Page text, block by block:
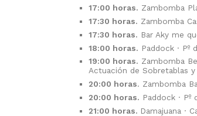
17:00 horas. Zambomba
17:30 horas. Zambomba
17:30 horas. Bar Aky me
18:00 horas. Paddock · Pº
19:00 horas. Zambomba
Actuación de Sobretablas y
20:00 horas. Zambomba
20:00 horas. Paddock · Pº
21:00 horas. Damajuana ·